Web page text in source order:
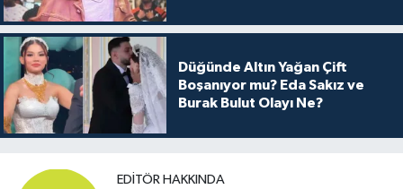
Düğünde Altın Yağan Çift
Boşanıyor mu? Eda Sakız ve
Burak Bulut Olayı Ne?
EDITÖR HAKKINDA